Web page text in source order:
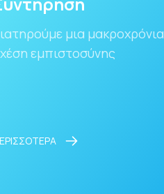
μια μακροχρόνια
εμπιστοσύνης